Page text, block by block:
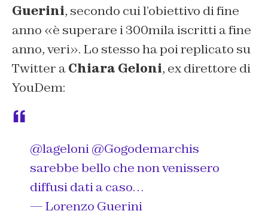
Guerini, secondo cui l’obiettivo di fine
anno «è superare i 300mila iscritti a fine
anno, veri». Lo stesso ha poi replicato su
Twitter aChiara Geloni, ex direttore di
YouDem:
@lageloni@Gogodemarchis
sarebbe bello che non venissero
diffusi dati a caso…
— Lorenzo Guerini